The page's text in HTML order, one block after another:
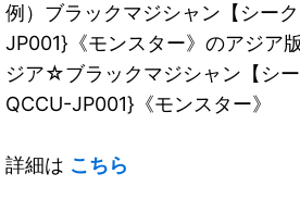
例）ブラックマジシャン【シー
JP001}《モンスター》のアジア
ジア☆ブラックマジシャン【シ
QCCU-JP001}《モンスター》
詳細は こちら